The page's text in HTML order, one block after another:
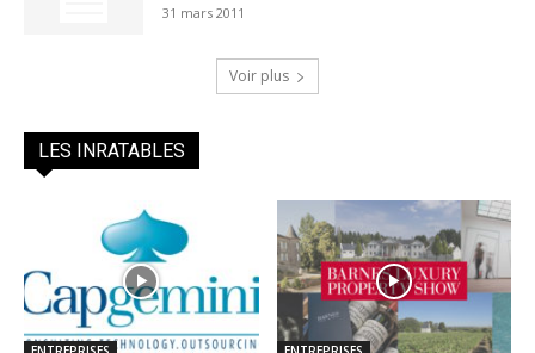
31 mars 2011
Voir plus
LES INRATABLES